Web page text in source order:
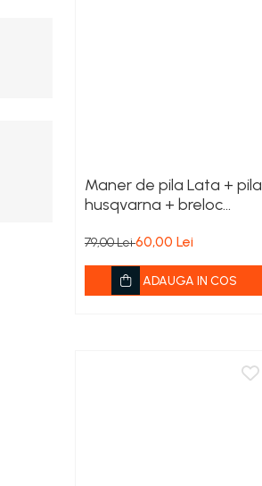
Maner de pila Lata + pila
husqvarna + breloc
79,00 Lei60,00 Lei
ADAUGA IN COS